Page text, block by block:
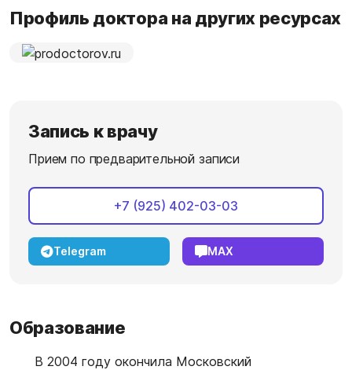
Профиль доктора на других ресурсах
Запись к врачу
Прием по предварительной записи
+7 (925) 402-03-03
Telegram MAX
Образование
В 2004 году окончила Московский